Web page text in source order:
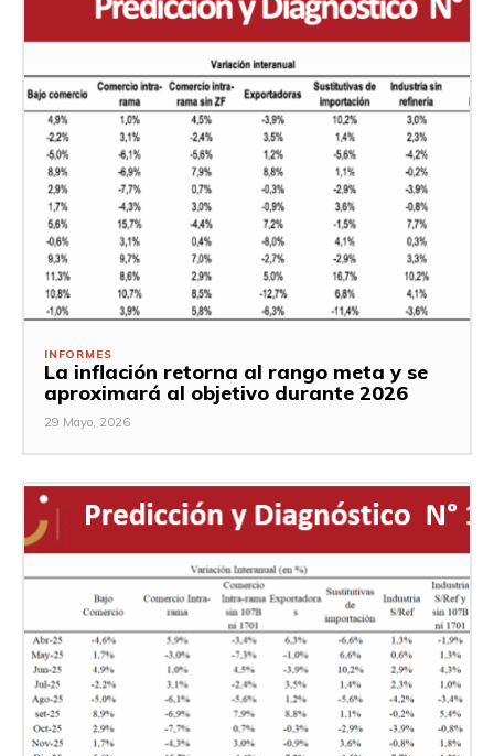
INFORMES
La inflación retorna al rango meta y se
aproximará al objetivo durante 2026
29 Mayo, 2026